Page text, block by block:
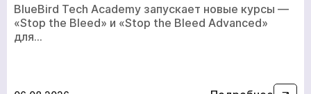
BlueBird Tech Academy запускает новые курсы —
«Stop the Bleed» и «Stop the Bleed Advanced»
для…